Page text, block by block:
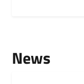
News